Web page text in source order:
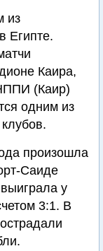
из
Египте.
Каира,
(Каир)
одним из
произошла
Саиде
у
3:1. В